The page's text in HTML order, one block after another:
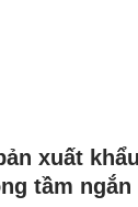
xuất
tầm ngắn